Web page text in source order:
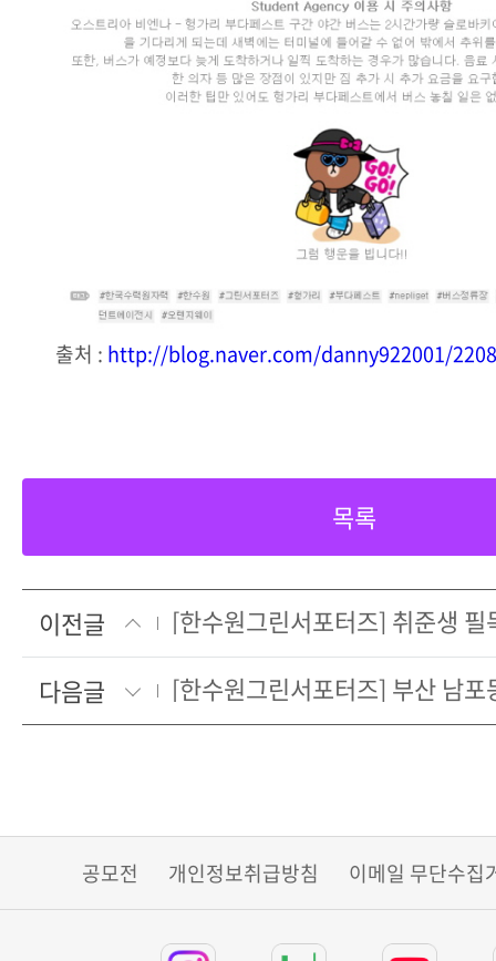
출처 : http://blog.naver.com/danny922001/
목록
이전글
다음글
공모전 개인정보취급방침 이메일 무단수집